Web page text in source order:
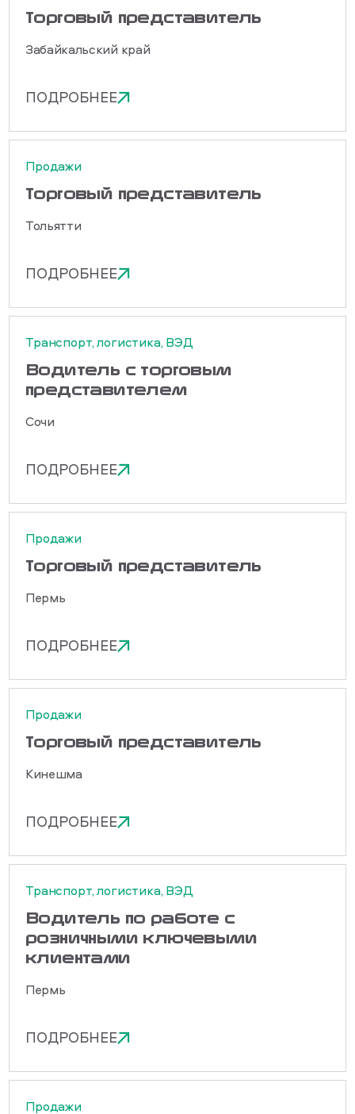
Торговый представитель
Забайкальский край
ПОДРОБНЕЕ
Продажи
Торговый представитель
Тольятти
ПОДРОБНЕЕ
Транспорт, логистика, ВЭД
Водитель с торговым
представителем
Сочи
ПОДРОБНЕЕ
Продажи
Торговый представитель
Пермь
ПОДРОБНЕЕ
Продажи
Торговый представитель
Кинешма
ПОДРОБНЕЕ
Транспорт, логистика, ВЭД
Водитель по работе с
розничными ключевыми
клиентами
Пермь
ПОДРОБНЕЕ
Продажи